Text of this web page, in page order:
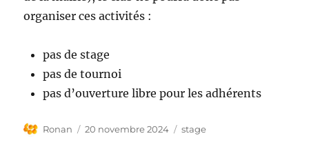
organiser ces activités :
pas de stage
pas de tournoi
pas d’ouverture libre pour les adhérents
Auteur
Ronan
Publié
20 novembre 2024 Étiquettes
stage